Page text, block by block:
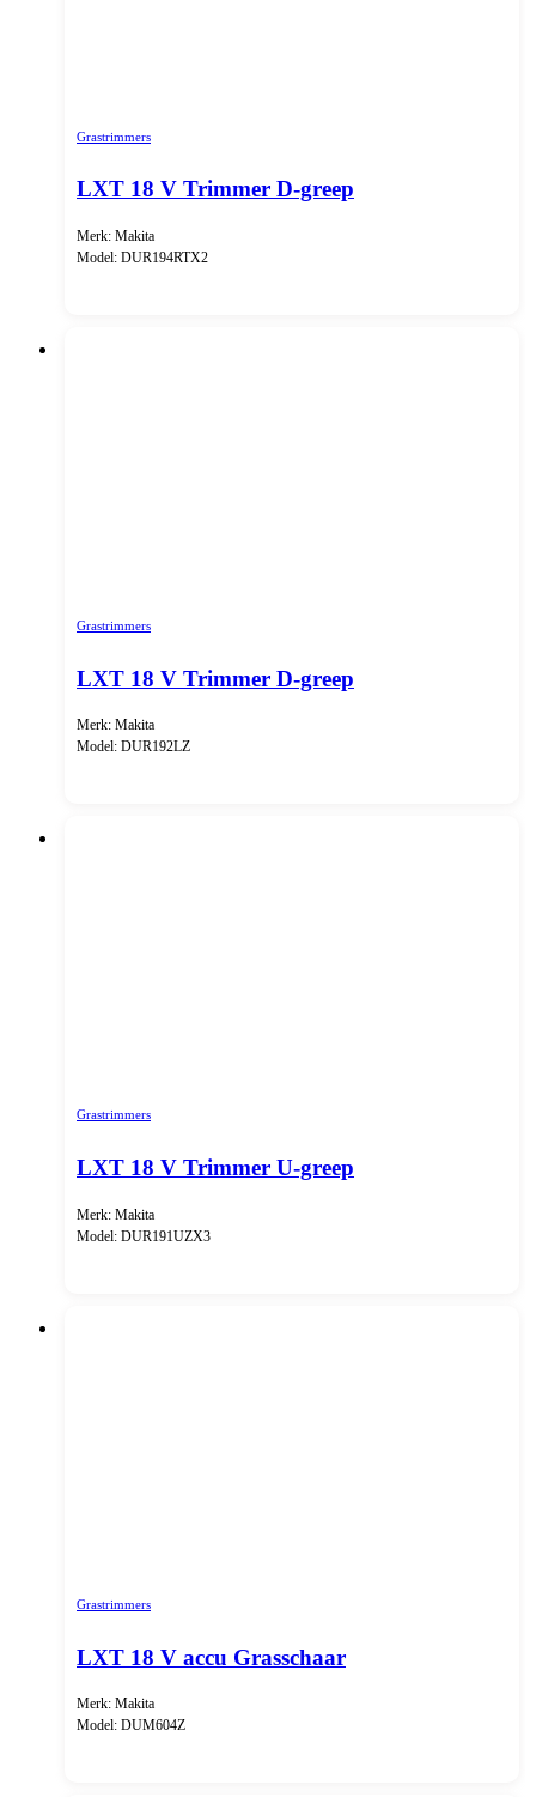
Grastrimmers
LXT 18 V Trimmer D-greep
Merk: Makita
Model: DUR194RTX2
Grastrimmers
LXT 18 V Trimmer D-greep
Merk: Makita
Model: DUR192LZ
Grastrimmers
LXT 18 V Trimmer U-greep
Merk: Makita
Model: DUR191UZX3
Grastrimmers
LXT 18 V accu Grasschaar
Merk: Makita
Model: DUM604Z